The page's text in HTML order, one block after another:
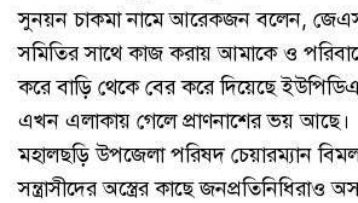
সুনয়ন চাকমা নামে আরেকজন বলেন,
সমিতির সাথে কাজ করায় আমাকে ও
করে বাড়ি থেকে বের করে দিয়েছে
এখন এলাকায় গেলে প্রাণনাশের ভয় আছে।
মহালছড়ি উপজেলা পরিষদ চেয়ারম্যান
সন্ত্রাসীদের অস্ত্রের কাছে জনপ্রতিনিধিরাও